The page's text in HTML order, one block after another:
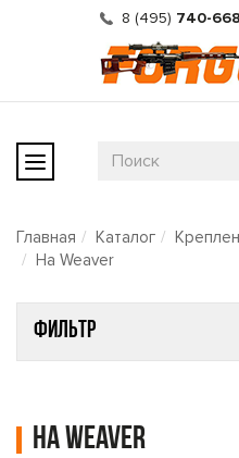
8 (495) 740-
Главная Каталог
На Weaver
На Weaver
Фильтр